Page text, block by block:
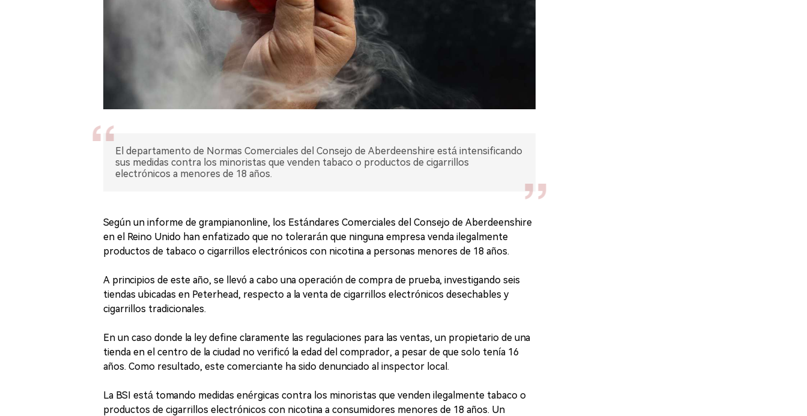
El departamento de Normas Comerciales del Consejo de Aberdeenshire está intensificando
sus medidas contra los minoristas que venden tabaco o productos de cigarrillos
electrónicos a menores de 18 años.
Según un informe de grampianonline, los Estándares Comerciales del Consejo de Aberdeenshire
en el Reino Unido han enfatizado que no tolerarán que ninguna empresa venda ilegalmente
productos de tabaco o cigarrillos electrónicos con nicotina a personas menores de 18 años.
A principios de este año, se llevó a cabo una operación de compra de prueba, investigando seis
tiendas ubicadas en Peterhead, respecto a la venta de cigarrillos electrónicos desechables y
cigarrillos tradicionales.
En un caso donde la ley define claramente las regulaciones para las ventas, un propietario de una
tienda en el centro de la ciudad no verificó la edad del comprador, a pesar de que solo tenía 16
años. Como resultado, este comerciante ha sido denunciado al inspector local.
La BSI está tomando medidas enérgicas contra los minoristas que venden ilegalmente tabaco o
productos de cigarrillos electrónicos con nicotina a consumidores menores de 18 años. Un